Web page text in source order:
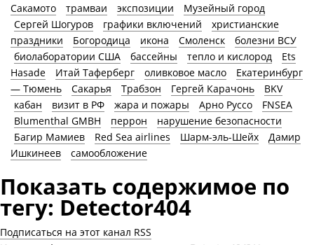
Сакамото
трамваи экспозиции
Музейный город
Сергей Шогуров
графики включений
христианские
праздники
Богородица икона Смоленск
болезни ВСУ
биолаборатории США
бассейны тепло и кислород
Ets
Hasade
Итай Таферберг оливковое масло
Екатеринбург
— Тюмень
Сакарья Трабзон Гергей Карачонь
BKV
кабан
визит в РФ жара и пожары Арно Руссо
FNSEA
Blumenthal GMBH
перрон
нарушение безопасности
Багир Мамиев
Red Sea airlines Шарм-эль-Шейх
Дамир
Ишкинеев
самообложение
Показать содержимое по
тегу: Detector404
Подписаться на этот канал RSS